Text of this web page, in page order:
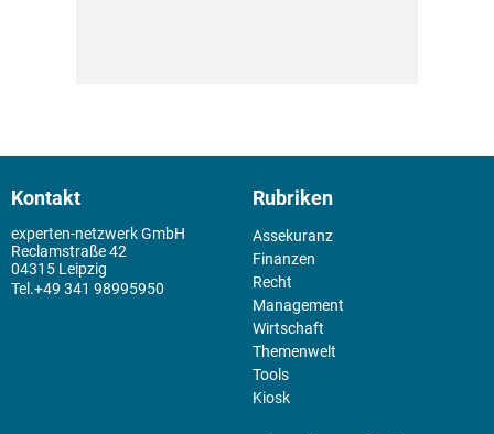
Kontakt
experten-netzwerk GmbH
Reclamstraße 42
04315 Leipzig
+49 341 98995950
Rubriken
Assekuranz
Finanzen
Recht
Management
Wirtschaft
Themenwelt
Tools
Kiosk